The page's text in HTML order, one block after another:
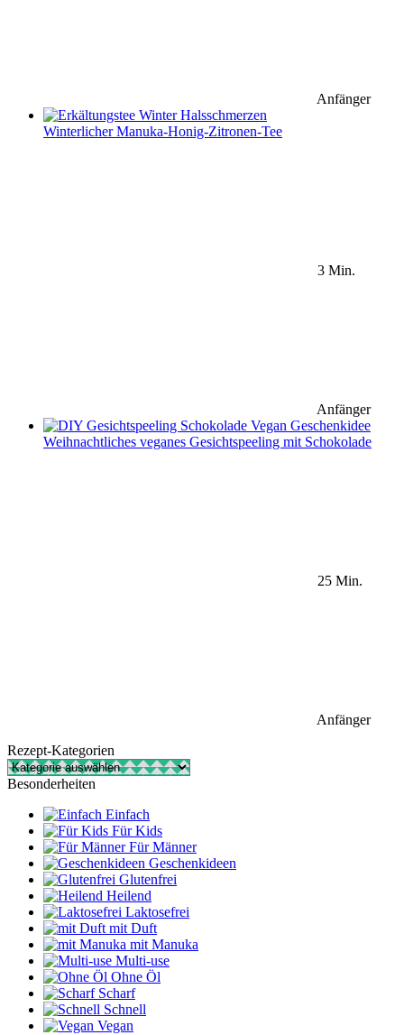
Anfänger
Winterlicher Manuka-Honig-Zitronen-Tee
3 Min.
Anfänger
Weihnachtliches veganes Gesichtspeeling mit Schokolade
25 Min.
Anfänger
Rezept-Kategorien
Rezept-
Kategorien
Besonderheiten
Einfach
Für Kids
Für Männer
Geschenkideen
Glutenfrei
Heilend
Laktosefrei
mit Duft
mit Manuka
Multi-use
Ohne Öl
Scharf
Schnell
Vegan